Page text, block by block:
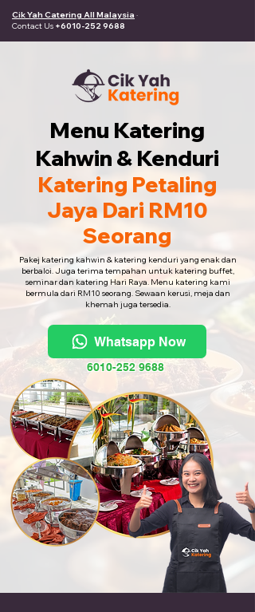
Cik Yah Catering All Malaysia ·
Contact Us +6010-252 9688
Menu Katering
Kahwin & Kenduri
Katering Petaling
Jaya Dari RM10
Seorang
Pakej katering kahwin & katering kenduri yang enak dan
berbaloi. Juga terima tempahan untuk katering buffet,
seminar dan katering Hari Raya. Menu katering kami
bermula dari RM10 seorang. Sewaan kerusi, meja dan
khemah juga tersedia.
Whatsapp Now
6010-252 9688